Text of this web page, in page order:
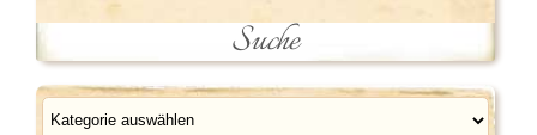
Suche
Kategorien